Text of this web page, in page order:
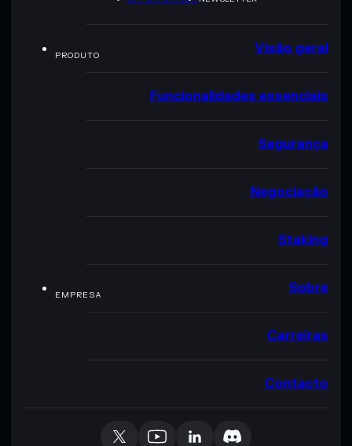
PRODUTO Visão geral
Funcionalidades essenciais
Segurança
Negociação
Staking
EMPRESA Sobre
Carreiras
Contacto